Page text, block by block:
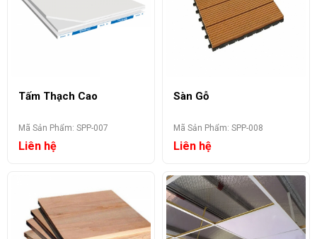
Tấm Thạch Cao
Mã Sản Phẩm: SPP-007
Liên hệ
Sàn Gỗ
Mã Sản Phẩm: SPP-008
Liên hệ